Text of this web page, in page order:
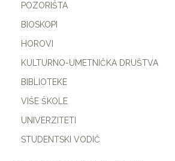
POZORIŠTA
BIOSKOPI
HOROVI
KULTURNO-UMETNIČKA DRUŠTVA
BIBLIOTEKE
VIŠE ŠKOLE
UNIVERZITETI
STUDENTSKI VODIČ